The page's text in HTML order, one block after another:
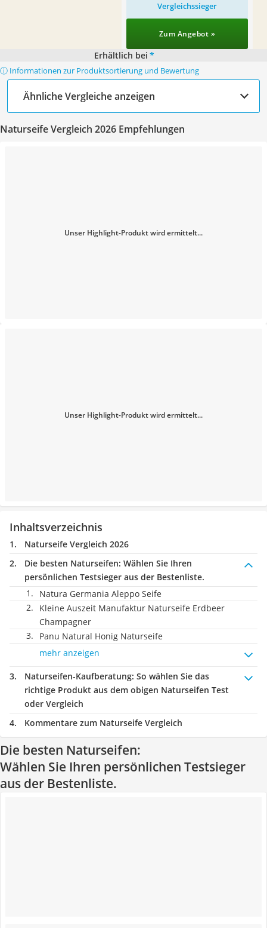
Vergleichssieger
Zum Angebot »
Erhältlich bei *
ⓘ Informationen zur Produktsortierung und Bewertung
Ähnliche Vergleiche anzeigen
Naturseife Vergleich 2026 Empfehlungen
Unser Highlight-Produkt wird ermittelt...
Unser Highlight-Produkt wird ermittelt...
Inhaltsverzeichnis
Naturseife Vergleich 2026
Die besten Naturseifen: Wählen Sie Ihren
persönlichen Testsieger aus der Bestenliste.
Natura Germania Aleppo Seife
Kleine Auszeit Manufaktur Naturseife Erdbeer
Champagner
Panu Natural Honig Naturseife
mehr anzeigen
Naturseifen-Kaufberatung: So wählen Sie das
richtige Produkt aus dem obigen Naturseifen Test
oder Vergleich
Kommentare zum Naturseife Vergleich
Die besten Naturseifen:
Wählen Sie Ihren persönlichen Testsieger
aus der Bestenliste.